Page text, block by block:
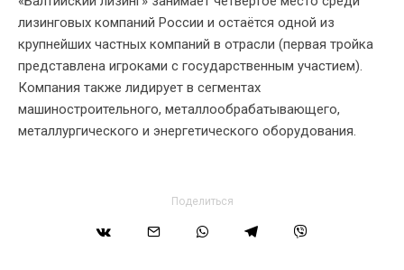
лизинговых компаний России и остаётся одной из
крупнейших частных компаний в отрасли (первая тройка
представлена игроками с государственным участием).
Компания также лидирует в сегментах
машиностроительного, металлообрабатывающего,
металлургического и энергетического оборудования.
Поделиться